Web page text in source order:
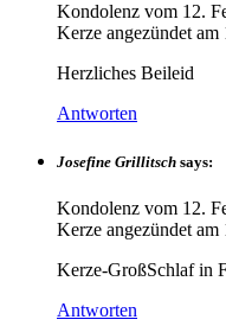
Kondolenz vom 12.
Kerze angezündet am
Herzliches Beileid
Antworten
Josefine Grillitsch says:
Kondolenz vom 12.
Kerze angezündet am
Kerze-GroßSchlaf in
Antworten